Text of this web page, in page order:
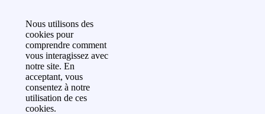
Nous utilisons des
cookies pour
comprendre comment
vous interagissez avec
notre site. En
acceptant, vous
consentez à notre
utilisation de ces
cookies.